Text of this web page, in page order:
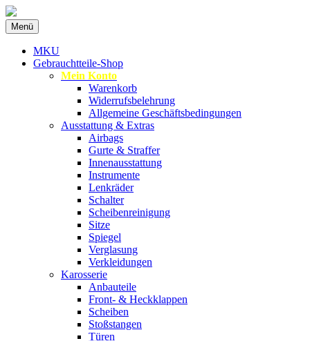
MKU Autoteile
Ersatzteile
Menü Zum
Inhalt
springen
MKU
Gebrauchtteile-Shop
Mein Konto
Warenkorb
Widerrufsbelehrung
Allgemeine Geschäftsbedingungen
Ausstattung & Extras
Airbags
Gurte & Straffer
Innenausstattung
Instrumente
Lenkräder
Schalter
Scheibenreinigung
Sitze
Spiegel
Verglasung
Verkleidungen
Karosserie
Anbauteile
Front- & Heckklappen
Scheiben
Stoßstangen
Türen